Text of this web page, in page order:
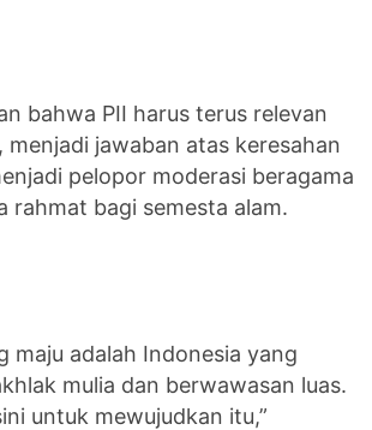
bahwa PII harus terus relevan
menjadi jawaban atas keresahan
pelopor moderasi beragama
rahmat bagi semesta alam.
maju adalah Indonesia yang
mulia dan berwawasan luas.
untuk mewujudkan itu,”